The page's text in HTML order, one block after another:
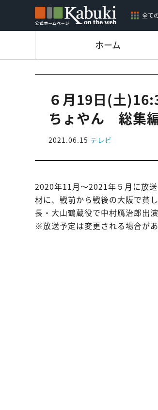
全て
ホーム
６月19日(土
ちょやん 総集
2021.06.15 テレビ
2020年11月～2021年５月に放
材に、戦前から戦後の大阪で貧
長・大山鶴蔵役で中村鴈治郎出演
※放送予定は変更される場合が